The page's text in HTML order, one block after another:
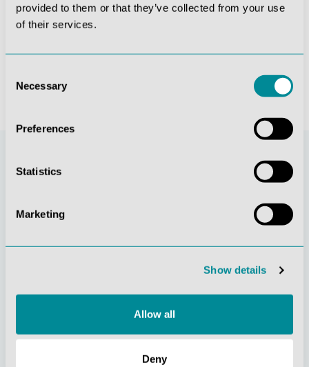
provided to them or that they’ve collected from your use
of their services.
Selection
Necessary
Preferences
Statistics
Marketing
Show details
Allow all
Deny
Lehrtafel "Das Verdauungssystem", 70x100cm
26,18 €*
Lehrtafel "Das Atmungssystem", 70x100cm
26,18 €*